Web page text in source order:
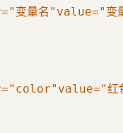
量名"value="变
红